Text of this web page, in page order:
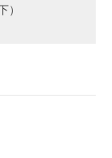
）